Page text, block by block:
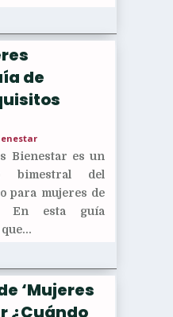
de
Bienestar es un
bimestral del
para mujeres de
En esta guía
‘Mujeres
¿Cuándo